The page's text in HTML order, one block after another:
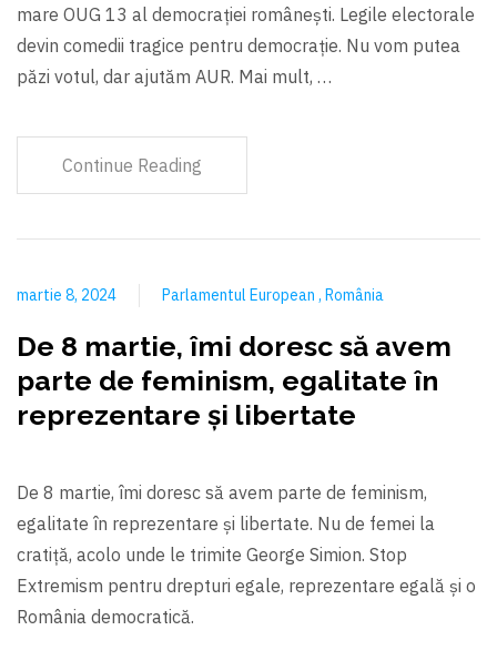
mare OUG 13 al democrației româneşti. Legile electorale
devin comedii tragice pentru democrație. Nu vom putea
păzi votul, dar ajutăm AUR. Mai mult, …
Continue Reading
martie 8, 2024 Parlamentul European România
De 8 martie, îmi doresc să avem
parte de feminism, egalitate în
reprezentare și libertate
De 8 martie, îmi doresc să avem parte de feminism,
egalitate în reprezentare și libertate. Nu de femei la
cratiță, acolo unde le trimite George Simion. Stop
Extremism pentru drepturi egale, reprezentare egală și o
România democratică.